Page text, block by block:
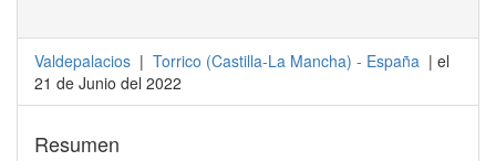
Valdepalacios | Torrico (Castilla-La Mancha) - España | el
21 de Junio del 2022
Resumen